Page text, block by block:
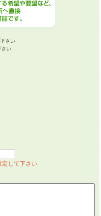
さい
さい
して下さい